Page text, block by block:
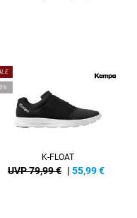
K-FLOAT
UVP 79,99 € | 55,99€